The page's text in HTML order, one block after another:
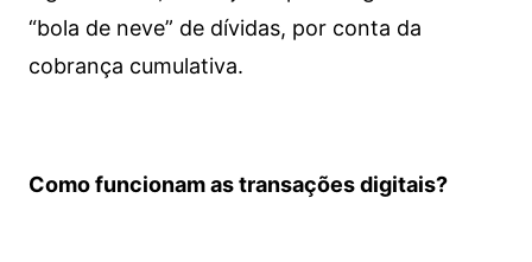
“bola de neve” de dívidas, por conta da
cobrança cumulativa.
Como funcionam as transações digitais?